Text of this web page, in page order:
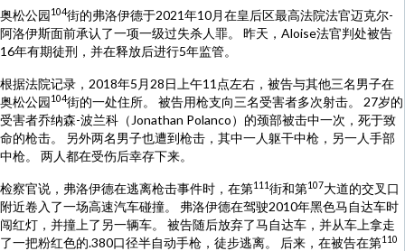
奥松公园104街的弗洛伊德于2021年10月在皇后区最高法院法官迈克尔-
阿洛伊斯面前承认了一项一级过失杀人罪。 昨天，Aloise法官判处被告
16年有期徒刑，并在释放后进行5年监管。
根据法院记录，2018年5月28日上午11点左右，被告与其他三名男子在
奥松公园104街的一处住所。 被告用枪支向三名受害者多次射击。 27岁的
受害者乔纳森-波兰科（Jonathan Polanco）的颈部被击中一次，死于致
命的枪击。 另外两名男子也遭到枪击，其中一人躯干中枪，另一人手部
中枪。 两人都在受伤后幸存下来。
检察官说，弗洛伊德在逃离枪击事件时，在第111街和第107大道的交叉口
附近卷入了一场高速汽车碰撞。 弗洛伊德在驾驶2010年黑色马自达车时
闯红灯，并撞上了另一辆车。 被告随后放弃了马自达车，并从车上拿走
了一把粉红色的.380口径半自动手枪，徒步逃离。 后来，在被告在第110